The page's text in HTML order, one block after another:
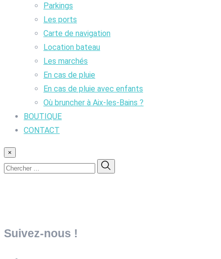
Parkings
Les ports
Carte de navigation
Location bateau
Les marchés
En cas de pluie
En cas de pluie avec enfants
Où bruncher à Aix-les-Bains ?
BOUTIQUE
CONTACT
×
Suivez-nous !